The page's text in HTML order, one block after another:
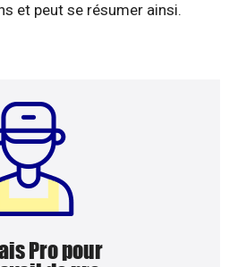
et peut se résumer ainsi.
Pro pour